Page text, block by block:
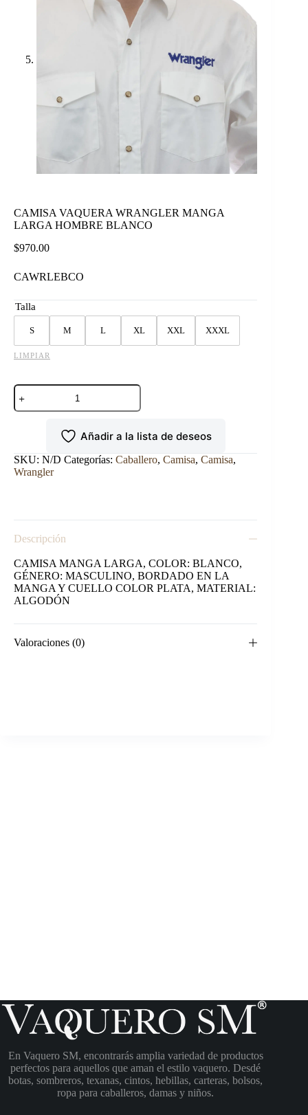
CAMISA VAQUERA WRANGLER MANGA
LARGA HOMBRE BLANCO
$970.00
CAWRLEBCO
Talla
S M L XL XXL XXXL
LIMPIAR
CAMISA
VAQUERA
WRANGLER
BLANCO
cantidad
Añadir a la lista de deseos
SKU: N/D Categorías: Caballero, Camisa, Camisa,
Wrangler
Descripción
CAMISA MANGA LARGA, COLOR: BLANCO,
GÉNERO: MASCULINO, BORDADO EN LA
MANGA Y CUELLO COLOR PLATA, MATERIAL:
ALGODÓN
Valoraciones (0)
En Vaquero SM, encontrarás amplia variedad de productos
perfectos para aquellos que aman el estilo vaquero. Desdé
botas, sombreros, texanas, cintos, hebillas, carteras, bolsos,
ropa para caballeros, damas y niños.